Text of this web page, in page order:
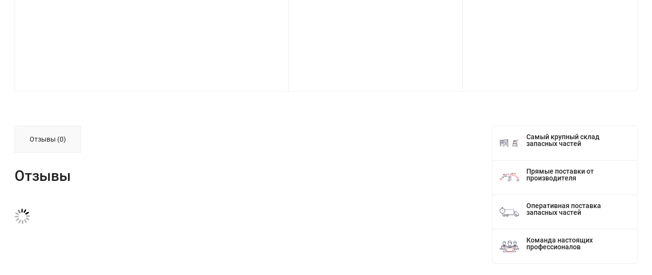
Отзывы (0)
Отзывы
Самый крупный склад
запасных частей
Прямые поставки от
производителя
Оперативная поставка
запасных частей
Команда настоящих
профессионалов